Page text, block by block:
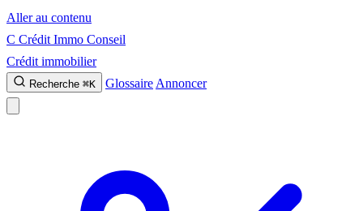
Aller au contenu
C Crédit Immo Conseil
Crédit immobilier
Recherche ⌘K Glossaire Annoncer